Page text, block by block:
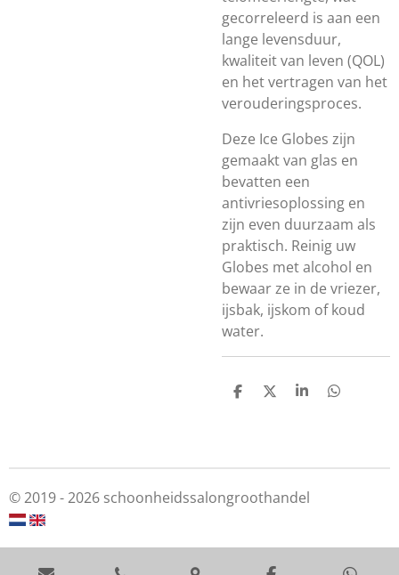
gecorreleerd is aan een
lange levensduur,
kwaliteit van leven (QOL)
en het vertragen van het
verouderingsproces.
Deze Ice Globes zijn
gemaakt van glas en
bevatten een
antivriesoplossing en
zijn even duurzaam als
praktisch. Reinig uw
Globes met alcohol en
bewaar ze in de vriezer,
ijsbak, ijskom of koud
water.
S
S
S
S
© 2019 - 2026 schoonheidssalongroothandel